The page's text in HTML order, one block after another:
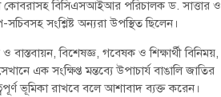
কোবরাসহ বিসিএসআইআর পরিচালক ড. সাত্তার ও
সংশ্লিষ্ট অন্যরা উপস্থিত ছিলেন।
বিশেষজ্ঞ, গবেষক ও শিক্ষার্থী বিনিময়,
এক সংক্ষিপ্ত মন্তব্যে উপাচার্য বাঙালি জাতির
ভূমিকা রাখবে বলে আশাবাদ ব্যক্ত করেন।